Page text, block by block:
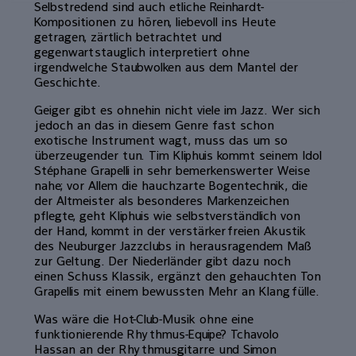
Selbstredend sind auch etliche Reinhardt-
Kompositionen zu hören, liebevoll ins Heute
getragen, zärtlich betrachtet und
gegenwartstauglich interpretiert ohne
irgendwelche Staubwolken aus dem Mantel der
Geschichte.
Geiger gibt es ohnehin nicht viele im Jazz. Wer sich
jedoch an das in diesem Genre fast schon
exotische Instrument wagt, muss das um so
überzeugender tun. Tim Kliphuis kommt seinem Idol
Stéphane Grapelli in sehr bemerkenswerter Weise
nahe; vor Allem die hauchzarte Bogentechnik, die
der Altmeister als besonderes Markenzeichen
pflegte, geht Kliphuis wie selbstverständlich von
der Hand, kommt in der verstärkerfreien Akustik
des Neuburger Jazzclubs in herausragendem Maß
zur Geltung. Der Niederländer gibt dazu noch
einen Schuss Klassik, ergänzt den gehauchten Ton
Grapellis mit einem bewussten Mehr an Klangfülle.
Was wäre die Hot-Club-Musik ohne eine
funktionierende Rhythmus-Equipe? Tchavolo
Hassan an der Rhythmusgitarre und Simon